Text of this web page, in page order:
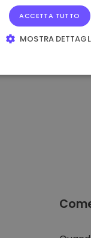
ACCETTA TUTTO
MOSTRA